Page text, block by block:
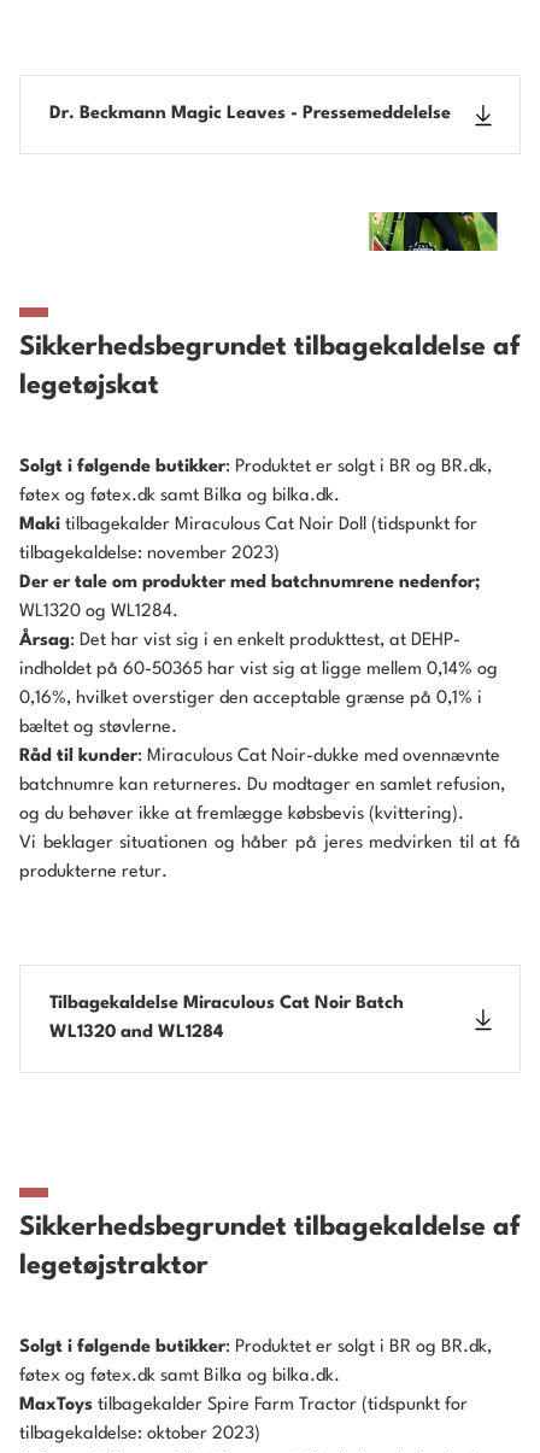
Dr. Beckmann Magic Leaves - Pressemeddelelse
Sikkerhedsbegrundet tilbagekaldelse af
legetøjskat
Solgt i følgende butikker: Produktet er solgt i BR og BR.dk,
føtex og føtex.dk samt Bilka og bilka.dk.
Maki tilbagekalder Miraculous Cat Noir Doll (tidspunkt for
tilbagekaldelse: november 2023)
Der er tale om produkter med batchnumrene nedenfor;
WL1320 og WL1284.
Årsag: Det har vist sig i en enkelt produkttest, at DEHP-
indholdet på 60-50365 har vist sig at ligge mellem 0,14% og
0,16%, hvilket overstiger den acceptable grænse på 0,1% i
bæltet og støvlerne.
Råd til kunder: Miraculous Cat Noir-dukke med ovennævnte
batchnumre kan returneres. Du modtager en samlet refusion,
og du behøver ikke at fremlægge købsbevis (kvittering).
Vi beklager situationen og håber på jeres medvirken til at få
produkterne retur.
Tilbagekaldelse Miraculous Cat Noir Batch
WL1320 and WL1284
Sikkerhedsbegrundet tilbagekaldelse af
legetøjstraktor
Solgt i følgende butikker: Produktet er solgt i BR og BR.dk,
føtex og føtex.dk samt Bilka og bilka.dk.
MaxToys tilbagekalder Spire Farm Tractor (tidspunkt for
tilbagekaldelse: oktober 2023)